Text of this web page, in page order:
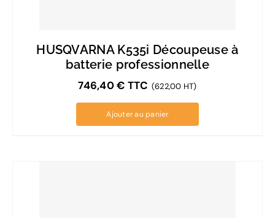
HUSQVARNA K535i Découpeuse à
batterie professionnelle
746,40€ TTC (622,00 HT)
Ajouter au panier